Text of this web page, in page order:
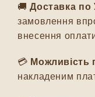
🚚Доставка по
замовлення
внесення
💳 Можливість
накладеним